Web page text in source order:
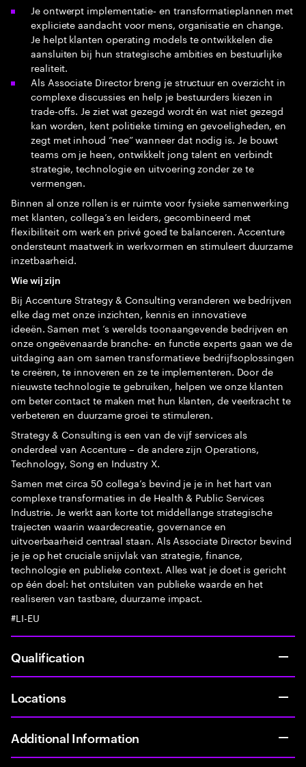
Je ontwerpt implementatie‑ en transformatieplannen met
expliciete aandacht voor mens, organisatie en change.
Je helpt klanten operating models te ontwikkelen die
aansluiten bij hun strategische ambities en bestuurlijke
realiteit.
Als Associate Director breng je structuur en overzicht in
complexe discussies en help je bestuurders kiezen in
trade-offs. Je ziet wat gezegd wordt én wat niet gezegd
kan worden, kent politieke timing en gevoeligheden, en
zegt met inhoud “nee” wanneer dat nodig is. Je bouwt
teams om je heen, ontwikkelt jong talent en verbindt
strategie, technologie en uitvoering zonder ze te
vermengen.
Binnen al onze rollen is er ruimte voor fysieke samenwerking
met klanten, collega’s en leiders, gecombineerd met
flexibiliteit om werk en privé goed te balanceren. Accenture
ondersteunt maatwerk in werkvormen en stimuleert duurzame
inzetbaarheid.
Wie wij zijn
Bij Accenture Strategy & Consulting veranderen we bedrijven
elke dag met onze inzichten, kennis en innovatieve
ideeën. Samen met ’s werelds toonaangevende bedrijven en
onze ongeëvenaarde branche- en functie experts gaan we de
uitdaging aan om samen transformatieve bedrijfsoplossingen
te creëren, te innoveren en ze te implementeren. Door de
nieuwste technologie te gebruiken, helpen we onze klanten
om beter contact te maken met hun klanten, de veerkracht te
verbeteren en duurzame groei te stimuleren.
Strategy & Consulting is een van de vijf services als
onderdeel van Accenture – de andere zijn Operations,
Technology, Song en Industry X.
Samen met circa 50 collega’s bevind je je in het hart van
complexe transformaties in de Health & Public Services
Industrie. Je werkt aan korte tot middellange strategische
trajecten waarin waardecreatie, governance en
uitvoerbaarheid centraal staan. Als Associate Director bevind
je je op het cruciale snijvlak van strategie, finance,
technologie en publieke context. Alles wat je doet is gericht
op één doel: het ontsluiten van publieke waarde en het
realiseren van tastbare, duurzame impact.
#LI-EU
Qualification
Locations
Additional Information